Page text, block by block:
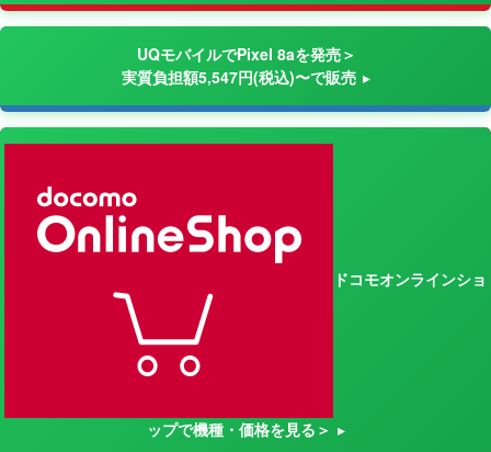
UQモバイルでPixel 8aを発売＞
実質負担額5,547円(税込)〜で販売
ドコモオンラインショ
ップで機種・価格を見る＞